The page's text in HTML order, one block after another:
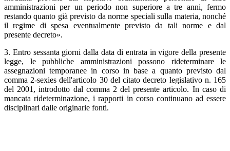
amministrazioni per un periodo non superiore a tre anni, fermo
restando quanto già previsto da norme speciali sulla materia, nonché
il regime di spesa eventualmente previsto da tali norme e dal
presente decreto».
3. Entro sessanta giorni dalla data di entrata in vigore della presente
legge, le pubbliche amministrazioni possono rideterminare le
assegnazioni temporanee in corso in base a quanto previsto dal
comma 2-sexies dell'articolo 30 del citato decreto legislativo n. 165
del 2001, introdotto dal comma 2 del presente articolo. In caso di
mancata rideterminazione, i rapporti in corso continuano ad essere
disciplinari dalle originarie fonti.